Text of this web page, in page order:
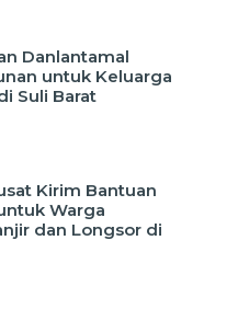
Danlantamal
untuk Keluarga
Suli Barat
Kirim Bantuan
Warga
dan Longsor di